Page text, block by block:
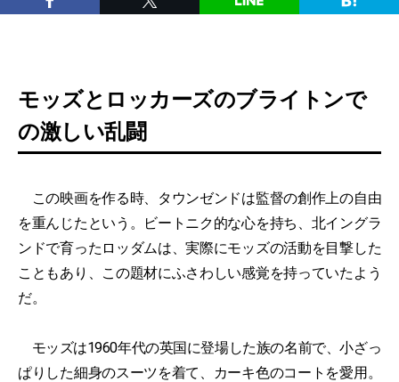
モッズとロッカーズのブライトンで
の激しい乱闘
この映画を作る時、タウンゼンドは監督の創作上の自由
を重んじたという。ビートニク的な心を持ち、北イングラ
ンドで育ったロッダムは、実際にモッズの活動を目撃した
こともあり、この題材にふさわしい感覚を持っていたよう
だ。
モッズは1960年代の英国に登場した族の名前で、小ざっ
ぱりした細身のスーツを着て、カーキ色のコートを愛用。